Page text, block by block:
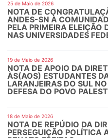
25 de Maio de 2026
NOTA DE
ANDES-SN À
PELA PRIMEIRA ELEIÇÃO
NAS UNIVERSIDADES
19 de Maio de 2026
NOTA DE APOIO DA
ÀS(AOS) ESTUDANTES
LARANJEIRAS DO SUL
DEFESA DO POVO
18 de Maio de 2026
NOTA DE REPÚDIO DA
PERSEGUIÇÃO POLÍTICA